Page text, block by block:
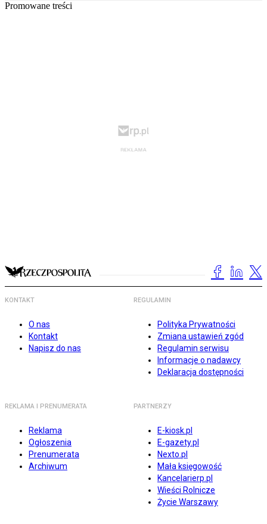
Promowane treści
KONTAKT
O nas
Kontakt
Napisz do nas
REGULAMIN
Polityka Prywatności
Zmiana ustawień zgód
Regulamin serwisu
Informacje o nadawcy
Deklaracja dostępności
REKLAMA I PRENUMERATA
Reklama
Ogłoszenia
Prenumerata
Archiwum
PARTNERZY
E-kiosk.pl
E-gazety.pl
Nexto.pl
Mała księgowość
Kancelarierp.pl
Wieści Rolnicze
Życie Warszawy